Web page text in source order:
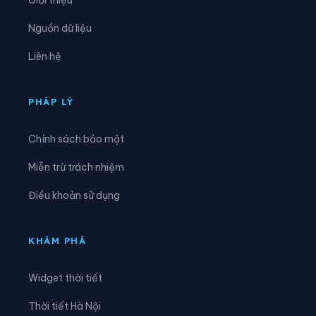
Xã Kiến Thiết
Xã Mậu Duệ
Nguồn dữ liệu
Liên hệ
PHÁP LÝ
Chính sách bảo mật
Miễn trừ trách nhiệm
Điều khoản sử dụng
KHÁM PHÁ
Widget thời tiết
Thời tiết Hà Nội